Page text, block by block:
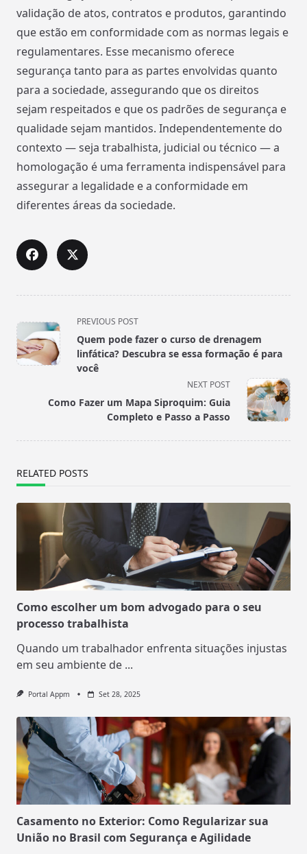
validação de atos, contratos e produtos, garantindo
que estão em conformidade com as normas legais e
regulamentares. Esse mecanismo oferece
segurança tanto para as partes envolvidas quanto
para a sociedade, assegurando que os direitos
sejam respeitados e que os padrões de segurança e
qualidade sejam mantidos. Independentemente do
contexto — seja trabalhista, judicial ou técnico — a
homologação é uma ferramenta indispensável para
assegurar a legalidade e a conformidade em
diferentes áreas da sociedade.
<span
class="nav-
subtitle
screen-
text">Page</span>
PREVIOUS POST
Quem pode fazer o curso de drenagem
linfática? Descubra se essa formação é para
você
NEXT POST
Como Fazer um Mapa Siproquim: Guia
Completo e Passo a Passo
RELATED POSTS
Como escolher um bom advogado para o seu
processo trabalhista
Quando um trabalhador enfrenta situações injustas
em seu ambiente de ...
Portal Appm Set 28, 2025
Casamento no Exterior: Como Regularizar sua
União no Brasil com Segurança e Agilidade